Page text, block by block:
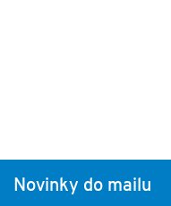
Novinky do mailu